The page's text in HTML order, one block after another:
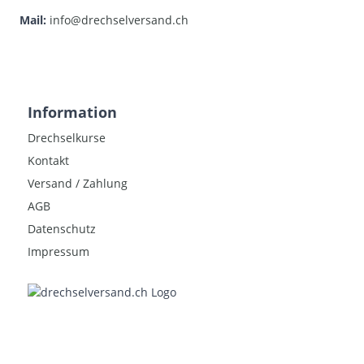
Mail: info@drechselversand.ch
Information
Drechselkurse
Kontakt
Versand / Zahlung
AGB
Datenschutz
Impressum